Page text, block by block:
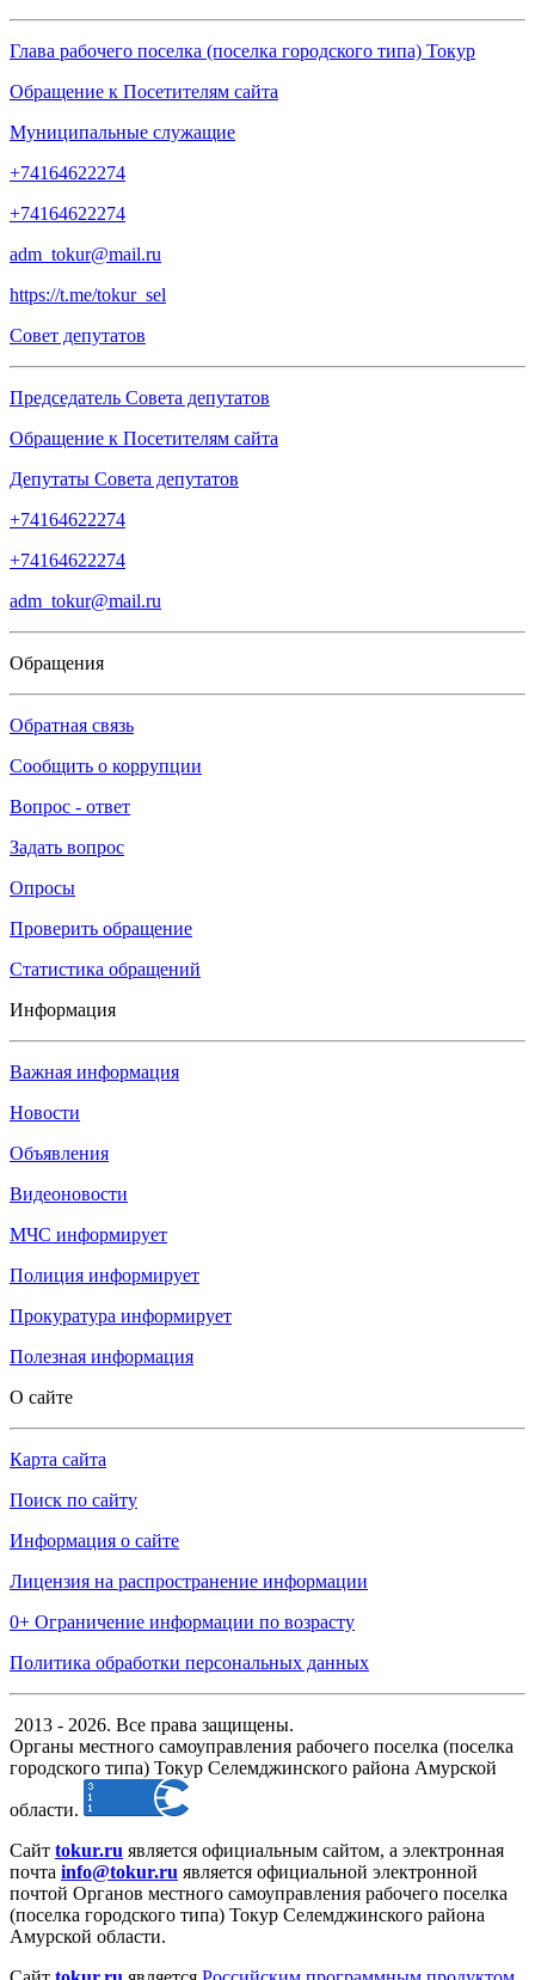
Глава рабочего поселка (поселка городского типа) Токур
Обращение к Посетителям сайта
Муниципальные служащие
+74164622274
+74164622274
adm_tokur@mail.ru
https://t.me/tokur_sel
Совет депутатов
Председатель Совета депутатов
Обращение к Посетителям сайта
Депутаты Совета депутатов
+74164622274
+74164622274
adm_tokur@mail.ru
Обращения
Обратная связь
Сообщить о коррупции
Вопрос - ответ
Задать вопрос
Опросы
Проверить обращение
Статистика обращений
Информация
Важная информация
Новости
Объявления
Видеоновости
МЧС информирует
Полиция информирует
Прокуратура информирует
Полезная информация
О сайте
Карта сайта
Поиск по сайту
Информация о сайте
Лицензия на распространение информации
0+ Ограничение информации по возрасту
Политика обработки персональных данных
2013 - 2026. Все права защищены.
Органы местного самоуправления рабочего поселка (поселка
городского типа) Токур Селемджинского района Амурской
области.
Сайт tokur.ru является официальным сайтом, а электронная
почта info@tokur.ru является официальной электронной
почтой Органов местного самоуправления рабочего поселка
(поселка городского типа) Токур Селемджинского района
Амурской области.